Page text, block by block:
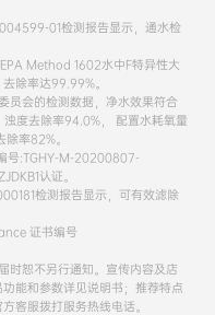
01检测报告显示，通水检
Method 1602水中F特异性大
除率达99.99%。
员会的检测数据，净水效果符合
度去除率94.0%， 配置水耗氧量
率82%。
号:TGHY-M-20200807-
认证。
检测报告显示，可有效滤除
证书编号
时恕不另行通知。宣传内容及店
能和参数详见说明书；推荐特点
客服拨打服务热线电话。